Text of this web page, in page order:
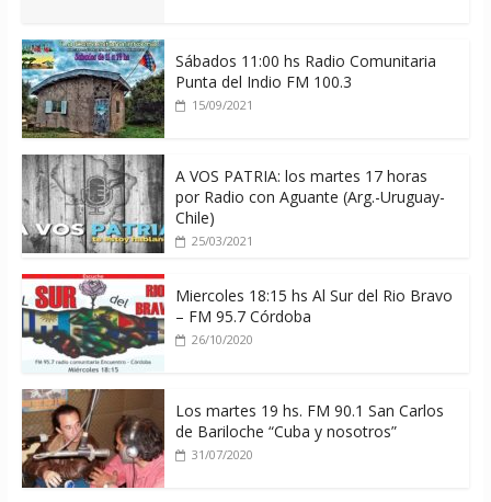
Sábados 11:00 hs Radio Comunitaria
Punta del Indio FM 100.3
15/09/2021
A VOS PATRIA: los martes 17 horas
por Radio con Aguante (Arg.-Uruguay-
Chile)
25/03/2021
Miercoles 18:15 hs Al Sur del Rio Bravo
– FM 95.7 Córdoba
26/10/2020
Los martes 19 hs. FM 90.1 San Carlos
de Bariloche “Cuba y nosotros”
31/07/2020